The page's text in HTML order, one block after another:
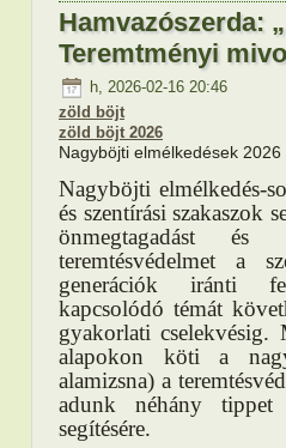
Hamvazószerda:
Teremtményi
h, 2026-02-16 20:46
zöld böjt
zöld böjt 2026
Nagyböjti elmélkedések 2026
Nagyböjti elmélkedés-
és szentírási szakaszok
önmegtagadást
teremtésvédelmet a
generációk iránti
kapcsolódó témát
gyakorlati cselekvésig.
alapokon köti a
alamizsna) a
adunk néhány tippet
segítésére.